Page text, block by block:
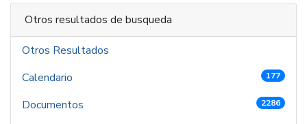
Otros resultados de busqueda
Otros Resultados
Calendario
177
Documentos 2286